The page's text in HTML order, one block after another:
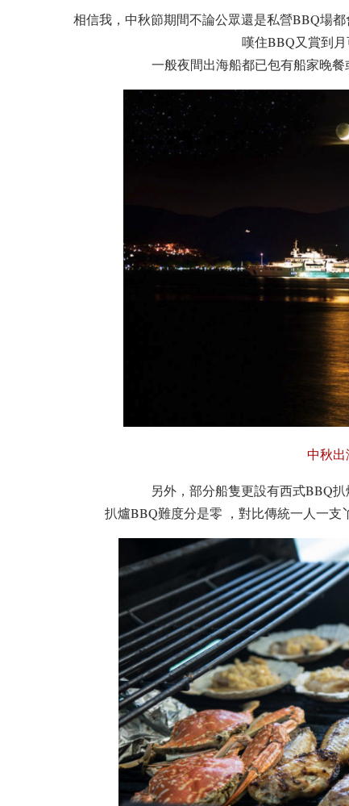
相信我，中秋節期間不論公眾還是私營BBQ場
嘆住BBQ又賞到
一般夜間出海船都已包有船家晚餐
中秋
另外，部分船隻更設有西式BBQ
扒爐BBQ難度分是零 ，對比傳統一人一支